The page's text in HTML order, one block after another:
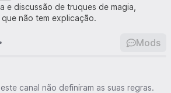
e discussão de truques de magia,
não tem explicação.
Mods
canal não definiram as suas regras.